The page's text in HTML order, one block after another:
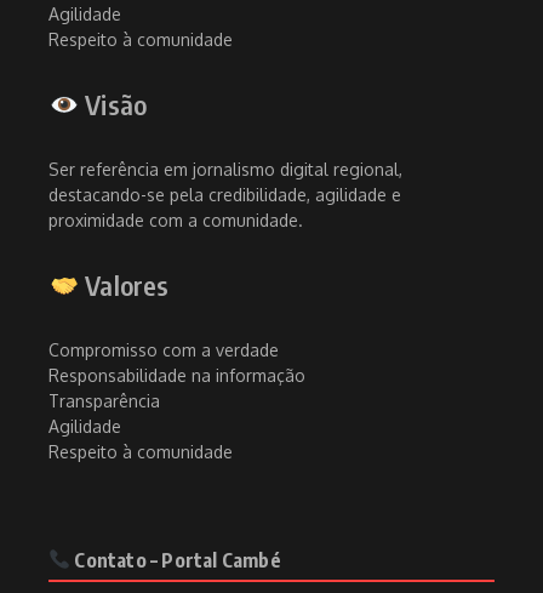
Agilidade
Respeito à comunidade
Visão
Ser referência em jornalismo digital regional,
destacando-se pela credibilidade, agilidade e
proximidade com a comunidade.
Valores
Compromisso com a verdade
Responsabilidade na informação
Transparência
Agilidade
Respeito à comunidade
Contato – Portal Cambé